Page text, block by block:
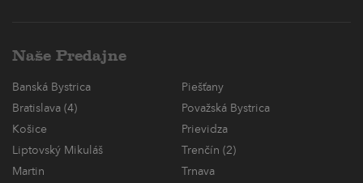
Naše Predajne
Banská Bystrica
Piešťany
Bratislava (4)
Považská Bystrica
Košice
Prievidza
Liptovský Mikuláš
Trenčín (2)
Martin
Trnava